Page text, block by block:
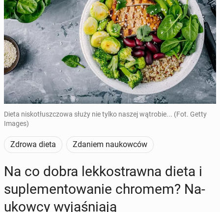
Dieta niskotłuszczowa służy nie tylko naszej wątrobie... (Fot. Getty
Images)
Zdrowa dieta Zdaniem naukowców
Na co dobra lek­ko­straw­na dieta i
su­ple­men­to­wa­nie chromem? Na­
ukow­cy wy­ja­śnia­ją